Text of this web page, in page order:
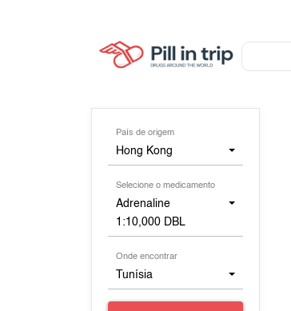
País de origem
Hong Kong
Selecione o medicamento
Adrenaline
1:10,000 DBL
Onde encontrar
Tunísia